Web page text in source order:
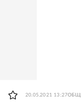
20.05.2021 13:27